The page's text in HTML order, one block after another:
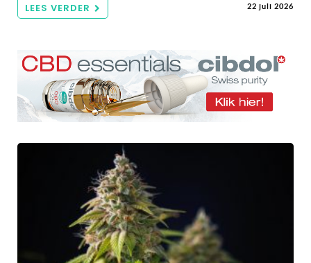
LEES VERDER 22 juli 2026